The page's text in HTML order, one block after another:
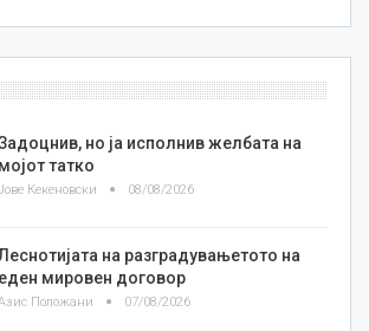
но ја исполнив желбата на
мојот татко
Кекеновски 08/08/2026
на разградувањетото на
еден мировен договор
Положани 07/08/2026